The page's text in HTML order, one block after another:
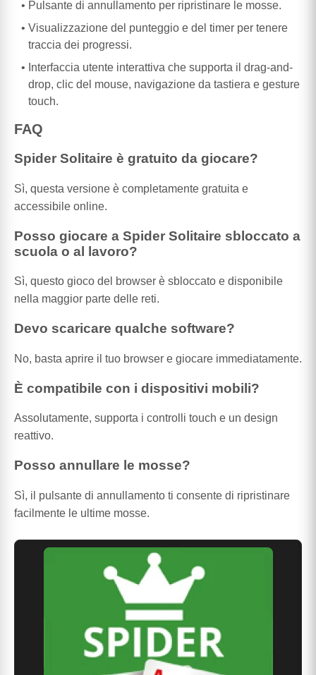
Pulsante di annullamento per ripristinare le mosse.
Visualizzazione del punteggio e del timer per tenere
traccia dei progressi.
Interfaccia utente interattiva che supporta il drag-and-
drop, clic del mouse, navigazione da tastiera e gesture
touch.
FAQ
Spider Solitaire è gratuito da giocare?
Sì, questa versione è completamente gratuita e
accessibile online.
Posso giocare a Spider Solitaire sbloccato a
scuola o al lavoro?
Sì, questo gioco del browser è sbloccato e disponibile
nella maggior parte delle reti.
Devo scaricare qualche software?
No, basta aprire il tuo browser e giocare immediatamente.
È compatibile con i dispositivi mobili?
Assolutamente, supporta i controlli touch e un design
reattivo.
Posso annullare le mosse?
Sì, il pulsante di annullamento ti consente di ripristinare
facilmente le ultime mosse.